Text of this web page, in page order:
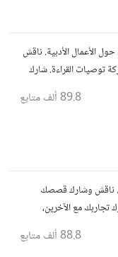
الأعمال الأدبية. ناقش
توصيات القراءة. شارك
89.8 ألف متابع
ناقش وشارك قصصك
تجاربك مع الآخرين،
88.8 ألف متابع